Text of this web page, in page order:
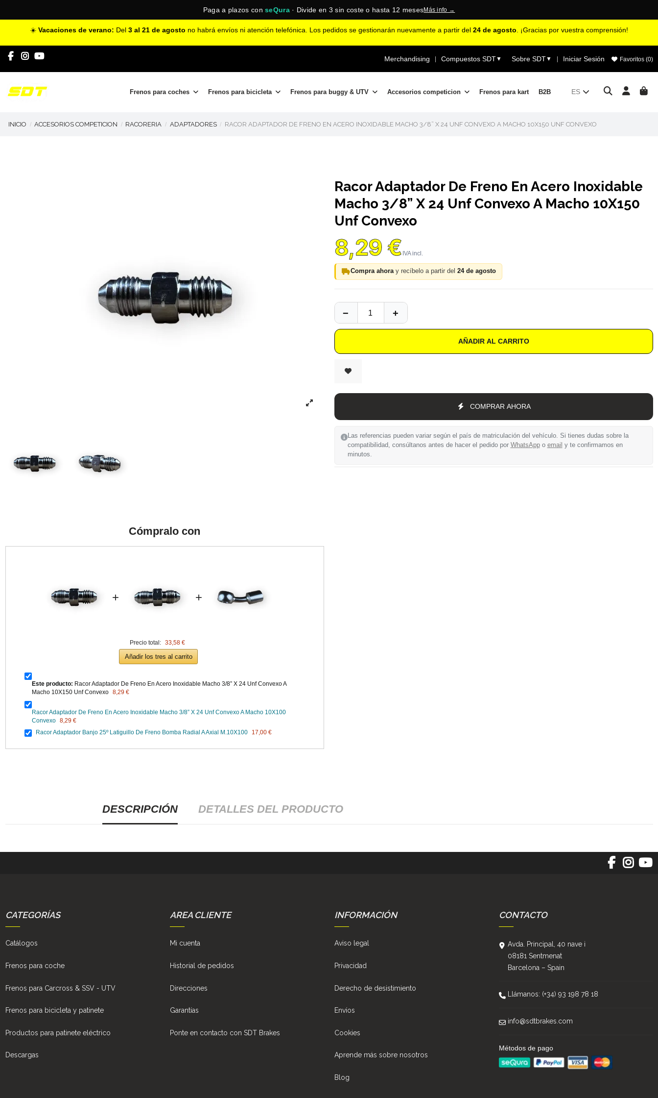
Paga a plazos conseQura· Divide en 3 sin coste o hasta 12 mesesMás info →
☀️ Vacaciones de verano: Del 3 al 21 de agosto no habrá envíos ni atención telefónica. Los pedidos se gestionarán nuevamente a partir del 24 de agosto . ¡Gracias por vuestra comprensión!
Merchandising | Compuestos SDT▼ Sobre SDT▼ | Iniciar Sesión Favoritos (0)
Frenos para coches Frenos para bicicleta Frenos para buggy & UTV Accesorios competicion Frenos para kart B2B ES
INICIO ACCESORIOS COMPETICION RACORERIA ADAPTADORES RACOR ADAPTADOR DE FRENO EN ACERO INOXIDABLE MACHO 3/8” X 24 UNF CONVEXO A MACHO 10X150 UNF CONVEXO
Cómpralo con
+ +
Precio total: 33,58 €
Añadir los tres al carrito
Este producto: Racor Adaptador De Freno En Acero Inoxidable Macho 3/8” X 24 Unf Convexo A
Macho 10X150 Unf Convexo 8,29 €
Racor Adaptador De Freno En Acero Inoxidable Macho 3/8” X 24 Unf Convexo A Macho 10X100
Convexo 8,29 €
Racor Adaptador Banjo 25º Latiguillo De Freno Bomba Radial A Axial M.10X100
17,00 €
Racor Adaptador De Freno En Acero Inoxidable
Macho 3/8” X 24 Unf Convexo A Macho 10X150
Unf Convexo
8,29 €
Compra ahoray recíbelo a partir del 24 de agosto
AÑADIR AL CARRITO
COMPRAR AHORA
Las referencias pueden variar según el país de matriculación del vehículo. Si tienes dudas sobre la
compatibilidad, consúltanos antes de hacer el pedido por WhatsAppo email y te confirmamos en
minutos.
DESCRIPCIÓN DETALLES DEL PRODUCTO
CATEGORÍAS
Catálogos
Frenos para coche
Frenos para Carcross & SSV - UTV
Frenos para bicicleta y patinete
Productos para patinete eléctrico
Descargas
AREA CLIENTE
Mi cuenta
Historial de pedidos
Direcciones
Garantías
Ponte en contacto con SDT Brakes
INFORMACIÓN
Aviso legal
Privacidad
Derecho de desistimiento
Envíos
Cookies
Aprende más sobre nosotros
Blog
CONTACTO
Avda. Principal, 40 nave i
08181 Sentmenat
Barcelona – Spain
Llámanos: (+34) 93 198 78 18
info@sdtbrakes.com
Métodos de pago